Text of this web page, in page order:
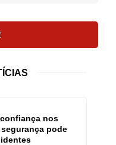
nos
pode